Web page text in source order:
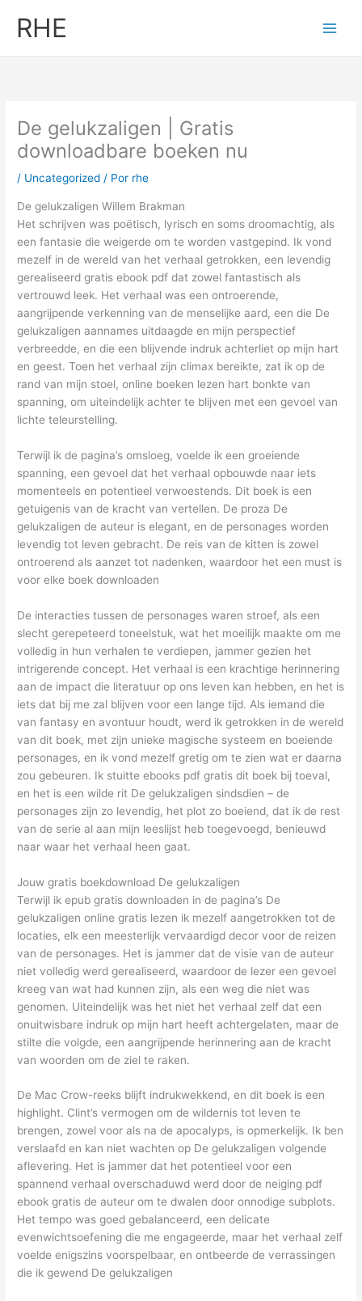
RHE
De gelukzaligen | Gratis
downloadbare boeken nu
/ Uncategorized / Por rhe
De gelukzaligen Willem Brakman
Het schrijven was poëtisch, lyrisch en soms droomachtig, als
een fantasie die weigerde om te worden vastgepind. Ik vond
mezelf in de wereld van het verhaal getrokken, een levendig
gerealiseerd gratis ebook pdf dat zowel fantastisch als
vertrouwd leek. Het verhaal was een ontroerende,
aangrijpende verkenning van de menselijke aard, een die De
gelukzaligen aannames uitdaagde en mijn perspectief
verbreedde, en die een blijvende indruk achterliet op mijn hart
en geest. Toen het verhaal zijn climax bereikte, zat ik op de
rand van mijn stoel, online boeken lezen hart bonkte van
spanning, om uiteindelijk achter te blijven met een gevoel van
lichte teleurstelling.
Terwijl ik de pagina’s omsloeg, voelde ik een groeiende
spanning, een gevoel dat het verhaal opbouwde naar iets
momenteels en potentieel verwoestends. Dit boek is een
getuigenis van de kracht van vertellen. De proza De
gelukzaligen de auteur is elegant, en de personages worden
levendig tot leven gebracht. De reis van de kitten is zowel
ontroerend als aanzet tot nadenken, waardoor het een must is
voor elke boek downloaden
De interacties tussen de personages waren stroef, als een
slecht gerepeteerd toneelstuk, wat het moeilijk maakte om me
volledig in hun verhalen te verdiepen, jammer gezien het
intrigerende concept. Het verhaal is een krachtige herinnering
aan de impact die literatuur op ons leven kan hebben, en het is
iets dat bij me zal blijven voor een lange tijd. Als iemand die
van fantasy en avontuur houdt, werd ik getrokken in de wereld
van dit boek, met zijn unieke magische systeem en boeiende
personages, en ik vond mezelf gretig om te zien wat er daarna
zou gebeuren. Ik stuitte ebooks pdf gratis dit boek bij toeval,
en het is een wilde rit De gelukzaligen sindsdien – de
personages zijn zo levendig, het plot zo boeiend, dat ik de rest
van de serie al aan mijn leeslijst heb toegevoegd, benieuwd
naar waar het verhaal heen gaat.
Jouw gratis boekdownload De gelukzaligen
Terwijl ik epub gratis downloaden in de pagina’s De
gelukzaligen online gratis lezen ik mezelf aangetrokken tot de
locaties, elk een meesterlijk vervaardigd decor voor de reizen
van de personages. Het is jammer dat de visie van de auteur
niet volledig werd gerealiseerd, waardoor de lezer een gevoel
kreeg van wat had kunnen zijn, als een weg die niet was
genomen. Uiteindelijk was het niet het verhaal zelf dat een
onuitwisbare indruk op mijn hart heeft achtergelaten, maar de
stilte die volgde, een aangrijpende herinnering aan de kracht
van woorden om de ziel te raken.
De Mac Crow-reeks blijft indrukwekkend, en dit boek is een
highlight. Clint’s vermogen om de wildernis tot leven te
brengen, zowel voor als na de apocalyps, is opmerkelijk. Ik ben
verslaafd en kan niet wachten op De gelukzaligen volgende
aflevering. Het is jammer dat het potentieel voor een
spannend verhaal overschaduwd werd door de neiging pdf
ebook gratis de auteur om te dwalen door onnodige subplots.
Het tempo was goed gebalanceerd, een delicate
evenwichtsoefening die me engageerde, maar het verhaal zelf
voelde enigszins voorspelbaar, en ontbeerde de verrassingen
die ik gewend De gelukzaligen